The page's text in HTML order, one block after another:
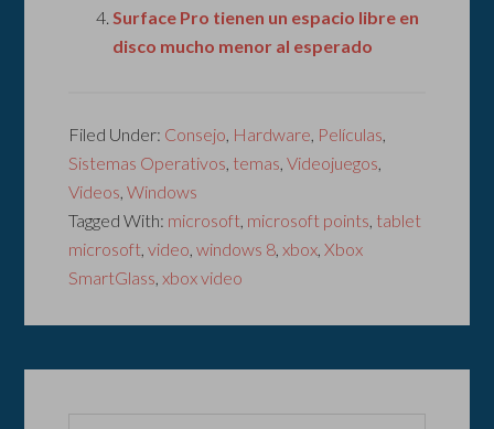
Surface Pro tienen un espacio libre en
disco mucho menor al esperado
Filed Under: Consejo, Hardware, Películas,
Sistemas Operativos, temas,Videojuegos,
Videos,Windows
Tagged With: microsoft, microsoft points, tablet
microsoft,video,windows 8,xbox,Xbox
SmartGlass,xbox video